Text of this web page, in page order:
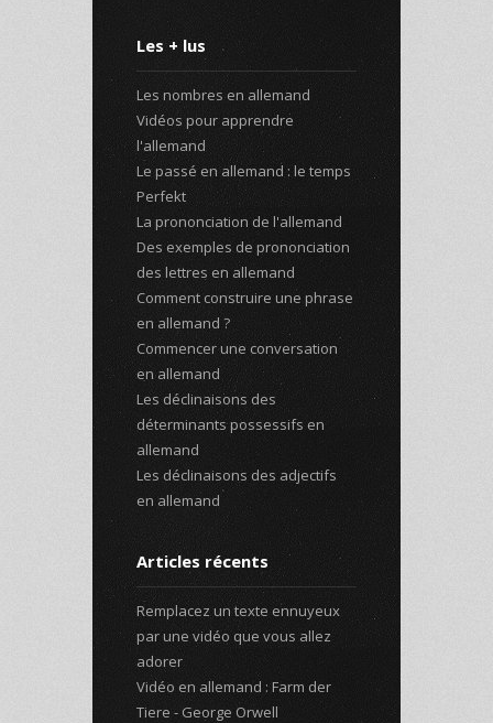
Les + lus
Les nombres en allemand
Vidéos pour apprendre
l'allemand
Le passé en allemand : le temps
Perfekt
La prononciation de l'allemand
Des exemples de prononciation
des lettres en allemand
Comment construire une phrase
en allemand ?
Commencer une conversation
en allemand
Les déclinaisons des
déterminants possessifs en
allemand
Les déclinaisons des adjectifs
en allemand
Articles récents
Remplacez un texte ennuyeux
par une vidéo que vous allez
adorer
Vidéo en allemand : Farm der
Tiere - George Orwell